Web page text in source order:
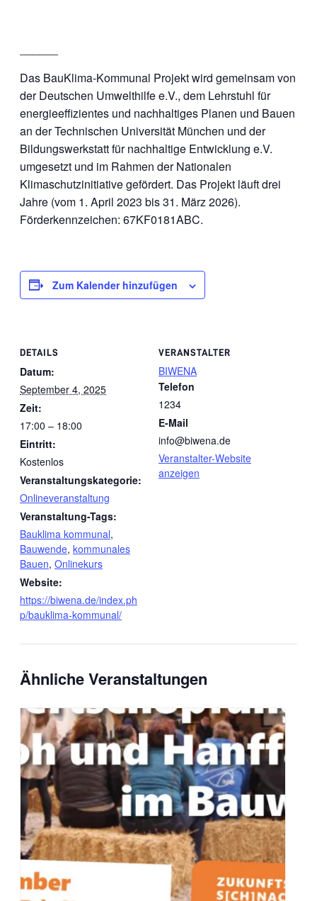
Das BauKlima-Kommunal Projekt wird gemeinsam von
der Deutschen Umwelthilfe e.V., dem Lehrstuhl für
energieeffizientes und nachhaltiges Planen und Bauen
an der Technischen Universität München und der
Bildungswerkstatt für nachhaltige Entwicklung e.V.
umgesetzt und im Rahmen der Nationalen
Klimaschutzinitiative gefördert. Das Projekt läuft drei
Jahre (vom 1. April 2023 bis 31. März 2026).
Förderkennzeichen: 67KF0181ABC.
Zum Kalender hinzufügen
DETAILS
Datum:
September 4, 2025
Zeit:
17:00 – 18:00
Eintritt:
Kostenlos
Veranstaltungskategorie:
Onlineveranstaltung
Veranstaltung-Tags:
Bauklima kommunal,
Bauwende, kommunales
Bauen, Onlinekurs
Website:
https://biwena.de/index.ph
p/bauklima-kommunal/
VERANSTALTER
BIWENA
Telefon
1234
E-Mail
info@biwena.de
Veranstalter-Website
anzeigen
Ähnliche Veranstaltungen